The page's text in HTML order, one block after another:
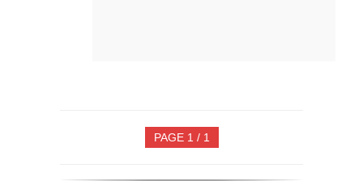
PAGE 1 / 1